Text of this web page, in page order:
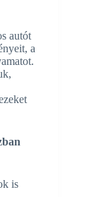
autót
a
is